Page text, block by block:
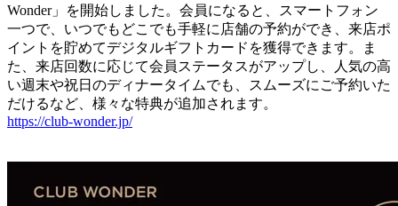
Wonder」を開始しました。会員になると、スマートフォン
一つで、いつでもどこでも手軽に店舗の予約ができ、来店ポ
イントを貯めてデジタルギフトカードを獲得できます。ま
た、来店回数に応じて会員ステータスがアップし、人気の高
い週末や祝日のディナータイムでも、スムーズにご予約いた
だけるなど、様々な特典が追加されます。
https://club-wonder.jp/